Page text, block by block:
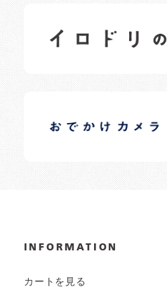
日常の様子など随時更新中です。
日常の様子など随時更新中です。
INFORMATION
カートを見る